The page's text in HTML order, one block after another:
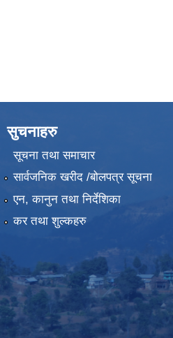
सुचनाहरु
सूचना तथा समाचार
सार्वजनिक खरीद /बोलपत्र सूचना
एन, कानुन तथा निर्देशिका
कर तथा शुल्कहरु